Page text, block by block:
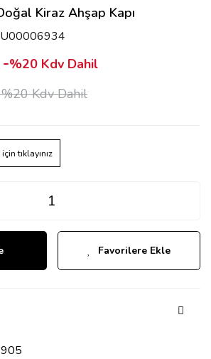
Kiraz Ahşap Kapı
%20 Kdv Dahil
%20 Kdv Dahil
tıklayınız
Favorilere Ekle